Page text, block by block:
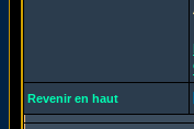
Revenir en haut